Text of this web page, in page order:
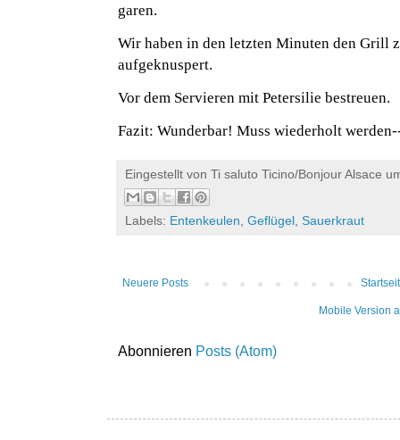
garen.
Wir haben in den letzten Minuten den Grill
aufgeknuspert.
Vor dem Servieren mit Petersilie bestreuen.
Fazit: Wunderbar! Muss wiederholt
Eingestellt von Ti saluto Ticino/Bonjour Alsace
Labels: Entenkeulen, Geflügel, Sauerkraut
Neuere Posts
Mobile Version
Abonnieren Posts (Atom)